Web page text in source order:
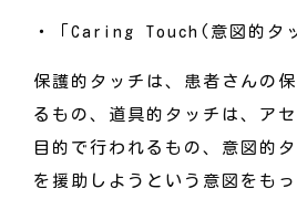
・「Caring Touch(意図的タ
保護的タッチは、患者さんの
るもの、道具的タッチは、ア
目的で行われるもの、意図的
を援助しようという意図をも